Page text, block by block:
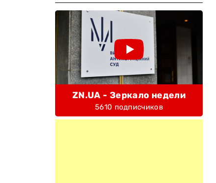
ZN.UA - Зеркало недели
5610 подписчиков